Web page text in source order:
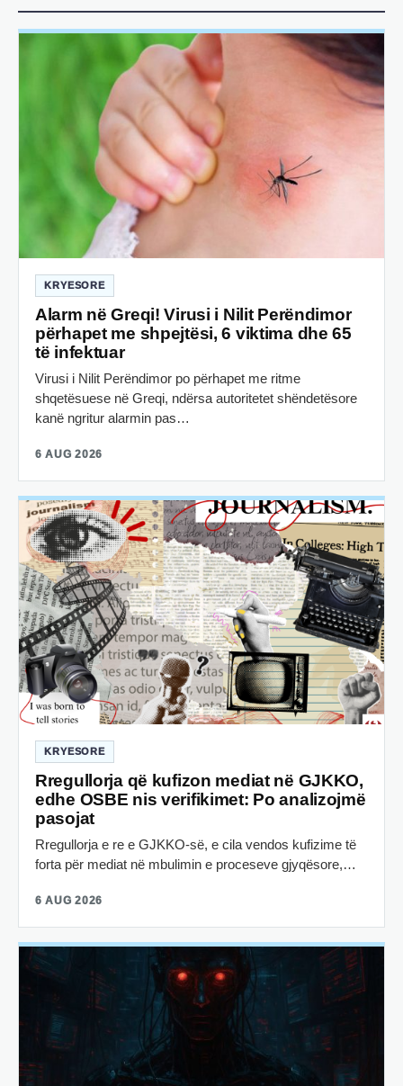
KRYESORE
Alarm në Greqi! Virusi i Nilit Perëndimor
përhapet me shpejtësi, 6 viktima dhe 65
të infektuar
Virusi i Nilit Perëndimor po përhapet me ritme
shqetësuese në Greqi, ndërsa autoritetet shëndetësore
kanë ngritur alarmin pas…
6 AUG 2026
KRYESORE
Rregullorja që kufizon mediat në GJKKO,
edhe OSBE nis verifikimet: Po analizojmë
pasojat
Rregullorja e re e GJKKO-së, e cila vendos kufizime të
forta për mediat në mbulimin e proceseve gjyqësore,…
6 AUG 2026